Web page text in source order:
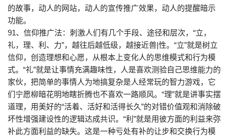
的故事，动人的网站，动人的宣传推广效果，动人的提醒暗示
功能。
91、信仰推广法：刺激人们有几个手段、途径和层次，“立，
礼，理、利、力”，越往后越低级，越接近兽|性。“立”就是树立
信仰，创造理想和心愿，从根本上变化人的思维模式和行为模
式。“礼”就是让事情充满趣味性，人是喜欢测验自己思维能力的
家伙，把简单的事情人为地搞复杂是人经常玩的智力游戏，它
们宁愿柳暗花明地瞎折腾也不喜欢一路顺风。“理”就是讲事实摆
道理，用美好的“活着、活好和活得长久”的对错价值观和消除破
坏性增强建设性的逻辑达成共识。“利”就是用彼方面的利益来弥
补此方面利益的缺失。这是一种亏处有补的让步和交换行为模